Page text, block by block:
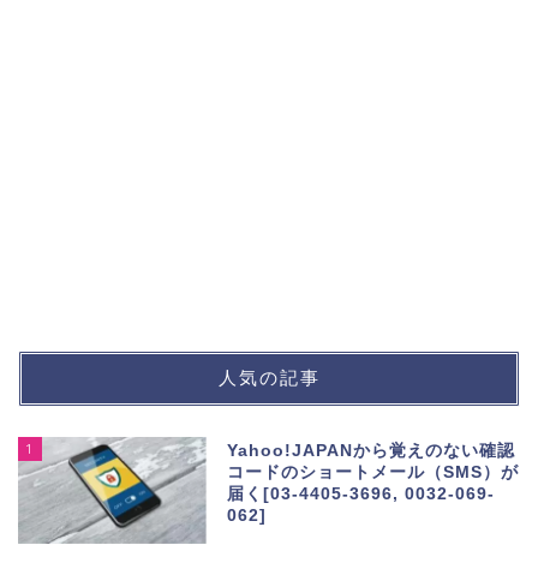
人気の記事
1
Yahoo!JAPANから覚えのない確認
コードのショートメール（SMS）が
届く[03-4405-3696, 0032-069-
062]